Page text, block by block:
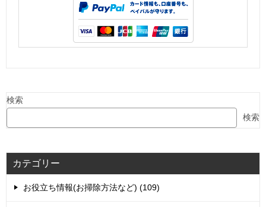
検索
検索
カテゴリー
お役立ち情報(お掃除方法など) (109)